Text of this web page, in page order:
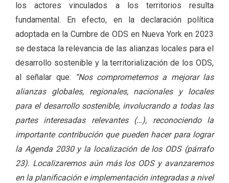
los actores vinculados a los territorios resulta
fundamental. En efecto, en la declaración política
adoptada en la Cumbre de ODS en Nueva York en 2023
se destaca la relevancia de las alianzas locales para el
desarrollo sostenible y la territorialización de los ODS,
al señalar que:
“Nos comprometemos a mejorar las
alianzas globales, regionales, nacionales y locales
para el desarrollo sostenible, involucrando a todas las
partes interesadas relevantes (…), reconociendo la
importante contribución que pueden hacer para lograr
la Agenda 2030 y la localización de los ODS (párrafo
23). Localizaremos aún más los ODS y avanzaremos
en la planificación e implementación integradas a nivel